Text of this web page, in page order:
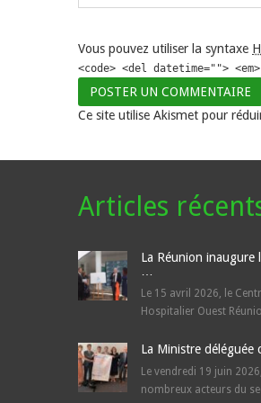
Vous pouvez utiliser la syntaxe
<code> <del datetime="">
Ce site utilise Akismet pour
Articles
La Réunion inaugure
Le 15 avril 2026, le
Hospitalier Ouest
La Ministre déléguée
Le vendredi 19 juin
nombreux acteurs du